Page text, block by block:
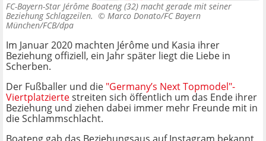
FC-Bayern-Star Jérôme Boateng (32) macht gerade mit seiner
Beziehung Schlagzeilen. © Marco Donato/FC Bayern
München/FCB/dpa
Im Januar 2020 machten Jérôme und Kasia ihrer
Beziehung offiziell, ein Jahr später liegt die Liebe in
Scherben.
Der Fußballer und die "Germany’s Next Topmodel"-
Viertplatziertestreiten sich öffentlich um das Ende ihrer
Beziehung und ziehen dabei immer mehr Freunde mit in
die Schlammschlacht.